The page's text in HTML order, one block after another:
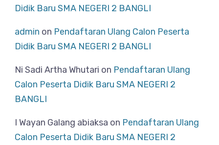
Didik Baru SMA NEGERI 2 BANGLI
admin on Pendaftaran Ulang Calon Peserta
Didik Baru SMA NEGERI 2 BANGLI
Ni Sadi Artha Whutari on Pendaftaran Ulang
Calon Peserta Didik Baru SMA NEGERI 2
BANGLI
I Wayan Galang abiaksa on Pendaftaran Ulang
Calon Peserta Didik Baru SMA NEGERI 2